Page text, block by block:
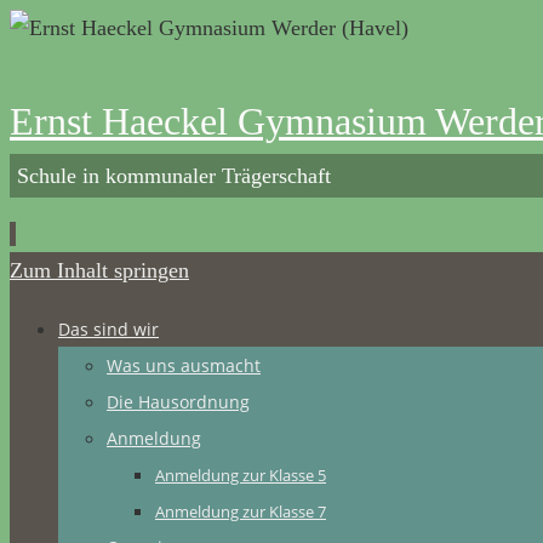
Ernst Haeckel Gymnasium
Schule in kommunaler Trägerschaft
Zum Inhalt springen
Das sind wir
Was uns ausmacht
Die Hausordnung
Anmeldung
Anmeldung zur Klasse 5
Anmeldung zur Klasse 7